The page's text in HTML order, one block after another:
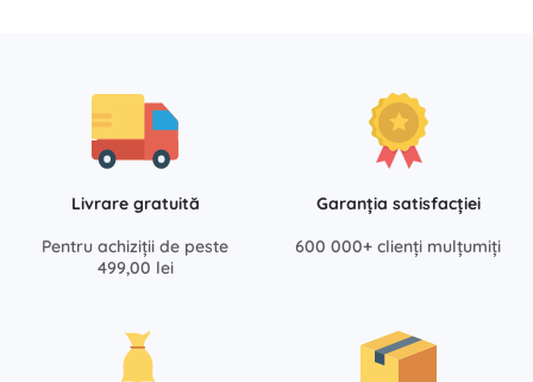
Livrare gratuită
Pentru achiziții de peste
499,00 lei
Garanția satisfacției
600 000+ clienți mulțumiți